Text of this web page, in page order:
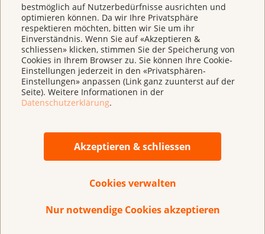
bestmöglich auf Nutzerbedürfnisse ausrichten und
optimieren können. Da wir Ihre Privatsphäre
respektieren möchten, bitten wir Sie um ihr
Einverständnis. Wenn Sie auf «Akzeptieren &
schliessen» klicken, stimmen Sie der Speicherung von
Cookies in Ihrem Browser zu. Sie können Ihre Cookie-
Einstellungen jederzeit in den «Privatsphären-
Einstellungen» anpassen (Link ganz zuunterst auf der
Seite). Weitere Informationen in der
Datenschutzerklärung.
Akzeptieren & schliessen
Cookies verwalten
Nur notwendige Cookies akzeptieren
dem heutigen Stand des Wissens.
Wer bezahlt die Behandlungskosten?
Die Grundversicherung Ihrer Krankenkasse bezahlt
die Kosten für Untersuchung, Behandlung und Folgen
der Krebserkrankung. Eine freiwillige
Einen Teil der Behandlungskosten bezahlen Sie selbst.
Ihre Kostenbeteiligung setzt sich wie folgt zusammen:
Franchise: Die tiefste, obligatorische Franchise ist
300 CHF pro Jahr. Das bedeutet, dass Sie pro Jahr